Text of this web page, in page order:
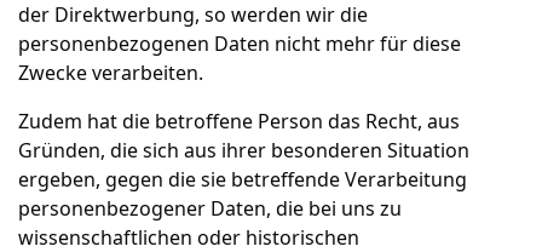
der Direktwerbung, so werden wir die
personenbezogenen Daten nicht mehr für diese
Zwecke verarbeiten.
Zudem hat die betroffene Person das Recht, aus
Gründen, die sich aus ihrer besonderen Situation
ergeben, gegen die sie betreffende Verarbeitung
personenbezogener Daten, die bei uns zu
wissenschaftlichen oder historischen